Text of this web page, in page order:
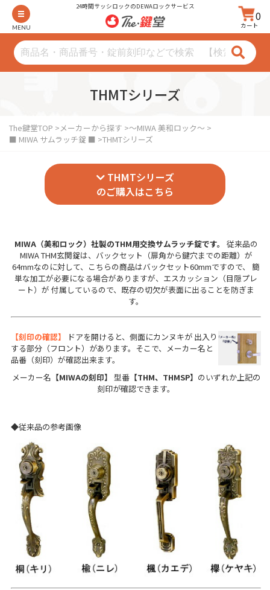
MENU
24時間サッシロックのDEWAロックサービス
0
カート
THMTシリーズ
The鍵堂TOP メーカーから探す
～MIWA 美和ロック～
■ MIWA サムラッチ錠 ■
THMTシリーズ
THMTシリーズ
のご購入はこちら
MIWA（美和ロック）社製のTHM用交換サムラッチ錠です。
従来品の
MIWA THM玄関錠は、バックセット（扉角から鍵穴までの距離）が
64mmなのに対して、こちらの商品はバックセット60mmですので、 簡
単な加工が必要になる場合がありますが、エスカッション（目隠プレ
ート）が 付属しているので、既存の切欠が表面に出ることを防ぎま
す。
【刻印の確認】
ドアを開けると、側面にカンヌキが 出入り
する部分（フロント）があります。 そこで、メーカー名と
品番（刻印）が確認出来ます。
メーカー名 【MIWAの刻印】 型番【THM、THMSP】 のいずれか上記の
刻印が確認できます。
◆従来品の参考画像